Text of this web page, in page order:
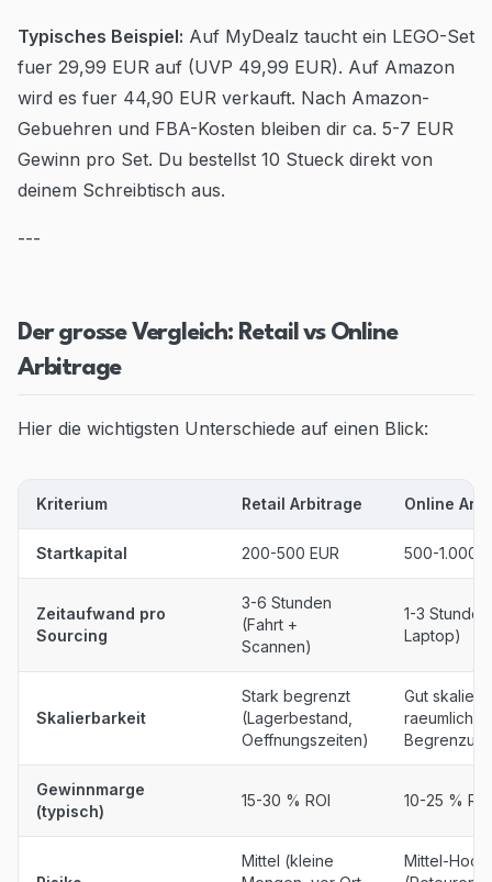
Typisches Beispiel: Auf MyDealz taucht ein LEGO-Set
fuer 29,99 EUR auf (UVP 49,99 EUR). Auf Amazon
wird es fuer 44,90 EUR verkauft. Nach Amazon-
Gebuehren und FBA-Kosten bleiben dir ca. 5-7 EUR
Gewinn pro Set. Du bestellst 10 Stueck direkt von
deinem Schreibtisch aus.
---
Der grosse Vergleich: Retail vs Online
Arbitrage
Hier die wichtigsten Unterschiede auf einen Blick:
Kriterium Retail Arbitrage Online
Startkapital 200-500 EUR 500-1.000
Zeitaufwand pro
Sourcing
3-6 Stunden
(Fahrt +
Scannen)
1-3
Laptop)
Skalierbarkeit
Stark begrenzt
(Lagerbestand,
Oeffnungszeiten)
Gut
raeumliche
Gewinnmarge
(typisch)
15-30 % ROI 10-25 % ROI
Mittel (kleine
Mittel-Hoch